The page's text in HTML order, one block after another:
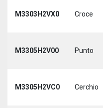
M3303H2VX0 Croce
M3305H2V00 Punto
M3305H2VC0 Cerchio